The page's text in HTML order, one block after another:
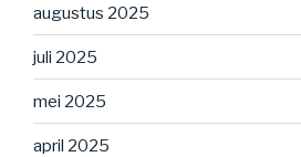
augustus 2025
juli 2025
mei 2025
april 2025